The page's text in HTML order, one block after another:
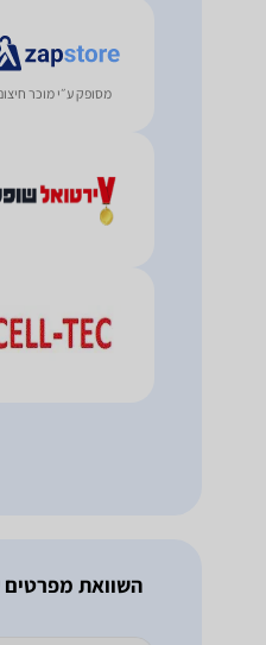
מסופק ע״י מוכר
השוואת מפרטים